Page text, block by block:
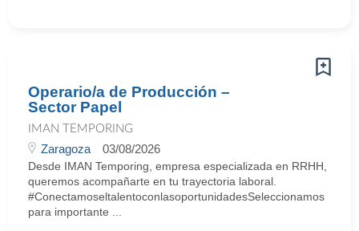
Operario/a de Producción –
Sector Papel
IMAN TEMPORING
Zaragoza 03/08/2026
Desde IMAN Temporing, empresa especializada en RRHH,
queremos acompañarte en tu trayectoria laboral.
#ConectamoseltalentoconlasoportunidadesSeleccionamos
para importante ...